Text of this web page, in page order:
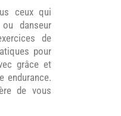
ceux qui
danseur
de
pour
grâce et
endurance.
de vous